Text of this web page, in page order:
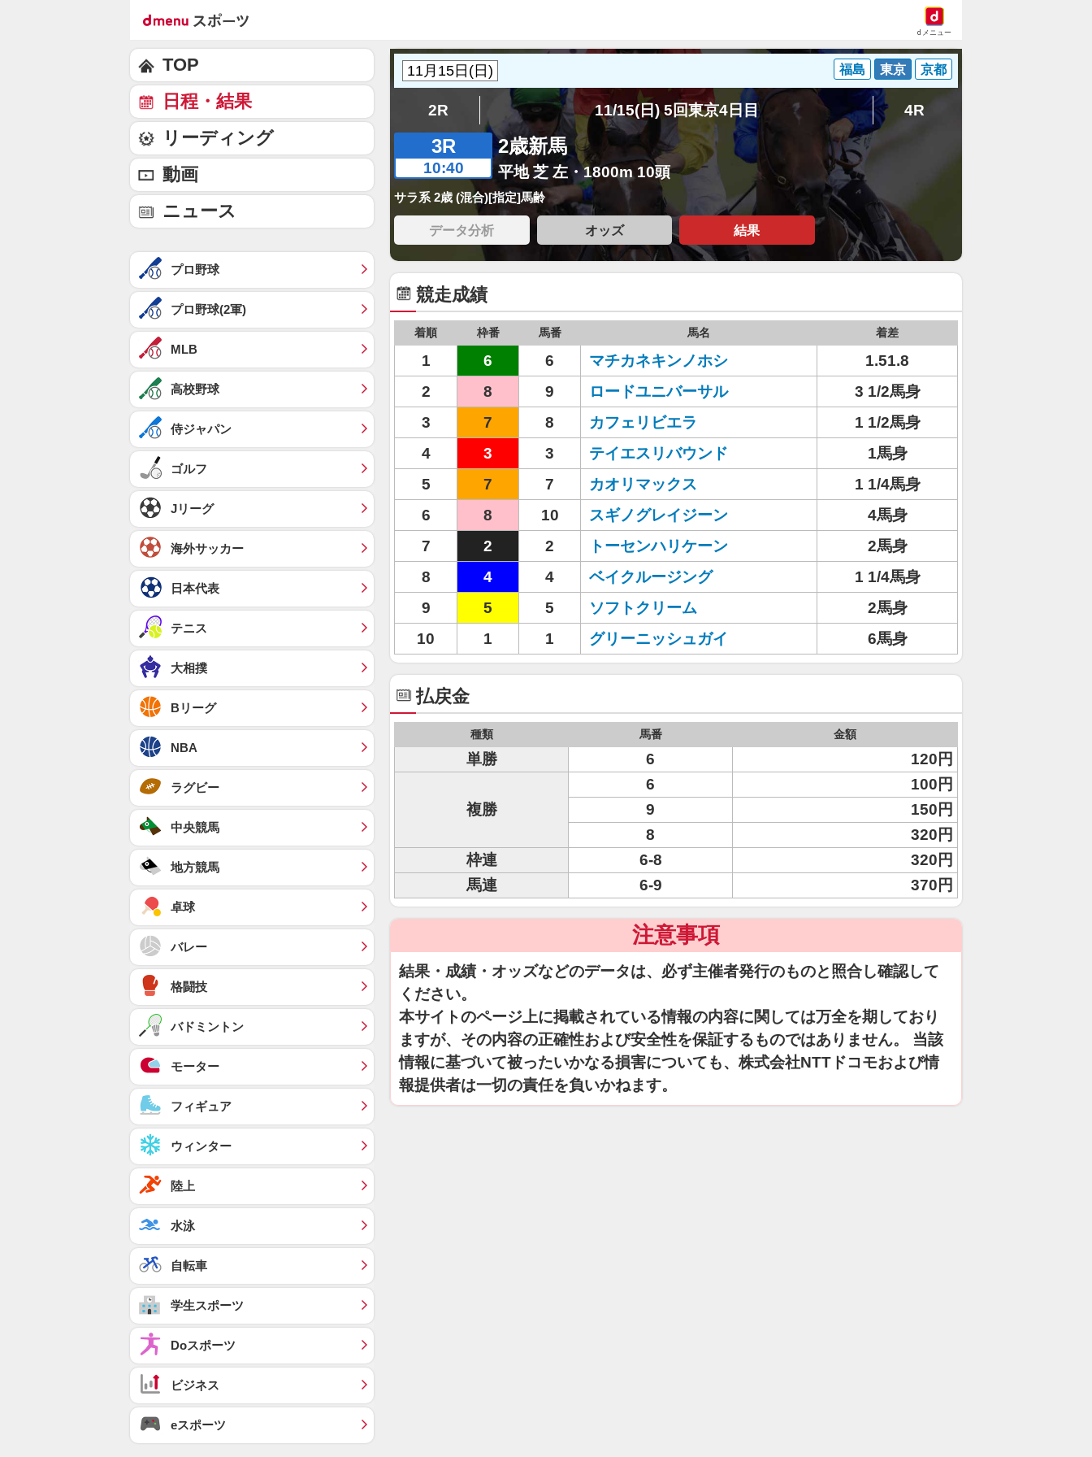
dメニュー
福島 東京 京都
2R 11/15(日) 5回東京4日目 4R
3R
10:40
2歳新馬
平地 芝 左・1800m 10頭
サラ系 2歳 (混合)[指定]馬齢
データ分析 オッズ 結果
競走成績
着順 枠番 馬番 馬名 着差
1 6 6 マチカネキンノホシ
1.51.8
2
8 9 ロードユニバーサル
3 1/2馬身
3
7 8 カフェリビエラ
1 1/2馬身
4
3 3 テイエスリバウンド
1馬身
5
7 7 カオリマックス
1 1/4馬身
6
8 10 スギノグレイジーン
4馬身
7
2 2 トーセンハリケーン
2馬身
8
4 4 ベイクルージング
1 1/4馬身
9
5 5 ソフトクリーム
2馬身
10
1 1 グリーニッシュガイ 6馬身
払戻金
種類 馬番 金額
単勝 6 120円
複勝
6
100円
9
150円
8
320円
枠連
6-8
320円
馬連
6-9 370円
注意事項
結果・成績・オッズなどのデータは、必ず主催者発行のものと照合し確認して
ください。
本サイトのページ上に掲載されている情報の内容に関しては万全を期しており
ますが、その内容の正確性および安全性を保証するものではありません。 当該
情報に基づいて被ったいかなる損害についても、株式会社NTTドコモおよび情
報提供者は一切の責任を負いかねます。
TOP
日程・結果
リーディング
動画
ニュース
プロ野球
プロ野球(2軍)
MLB
高校野球
侍ジャパン
ゴルフ
Jリーグ
海外サッカー
日本代表
テニス
大相撲
Bリーグ
NBA
ラグビー
中央競馬
地方競馬
卓球
バレー
格闘技
バドミントン
モーター
フィギュア
ウィンター
陸上
水泳
自転車
学生スポーツ
Doスポーツ
ビジネス
eスポーツ